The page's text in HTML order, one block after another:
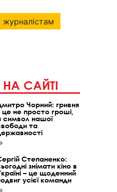
САЙТІ
Чорний: гривня
це не просто гроші,
символ нашої
та
Степаненко:
знімати кіно в
– це щоденний
усієї команди